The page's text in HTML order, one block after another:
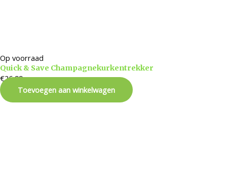
Op voorraad
Quick & Save Champagnekurkentrekker
€26,99
Toevoegen aan winkelwagen